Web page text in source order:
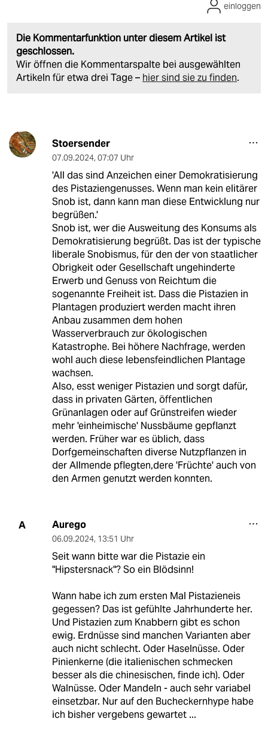
Die Kommentarfunktion unter diesem Artikel ist
geschlossen.
Wir öffnen die Kommentarspalte bei ausgewählten
Artikeln für etwa drei Tage – hier sind sie zu finden.
einloggen
Stoersender
07.09.2024, 07:07 Uhr
'All das sind Anzeichen einer Demokratisierung
des Pi­sta­zien­ge­nus­ses. Wenn man kein elitärer
Snob ist, dann kann man diese Entwicklung nur
begrüßen.'
Snob ist, wer die Ausweitung des Konsums als
Demokratisierung begrüßt. Das ist der typische
liberale Snobismus, für den der von staatlicher
Obrigkeit oder Gesellschaft ungehinderte
Erwerb und Genuss von Reichtum die
sogenannte Freiheit ist. Dass die Pistazien in
Plantagen produziert werden macht ihren
Anbau zusammen dem hohen
Wasserverbrauch zur ökologischen
Katastrophe. Bei höhere Nachfrage, werden
wohl auch diese lebensfeindlichen Plantage
wachsen.
Also, esst weniger Pistazien und sorgt dafür,
dass in privaten Gärten, öffentlichen
Grünanlagen oder auf Grünstreifen wieder
mehr 'einheimische' Nussbäume gepflanzt
werden. Früher war es üblich, dass
Dorfgemeinschaften diverse Nutzpflanzen in
der Allmende pflegten,dere 'Früchte' auch von
den Armen genutzt werden konnten.
A Aurego
06.09.2024, 13:51 Uhr
Seit wann bitte war die Pistazie ein
"Hipstersnack"? So ein Blödsinn!
Wann habe ich zum ersten Mal Pistazieneis
gegessen? Das ist gefühlte Jahrhunderte her.
Und Pistazien zum Knabbern gibt es schon
ewig. Erdnüsse sind manchen Varianten aber
auch nicht schlecht. Oder Haselnüsse. Oder
Pinienkerne (die italienischen schmecken
besser als die chinesischen, finde ich). Oder
Walnüsse. Oder Mandeln - auch sehr variabel
einsetzbar. Nur auf den Bucheckernhype habe
ich bisher vergebens gewartet ...